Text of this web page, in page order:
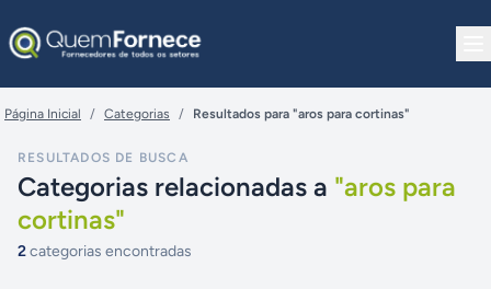
Página Inicial / Categorias / Resultados para "aros para cortinas"
RESULTADOS DE BUSCA
Categorias relacionadas a "aros para
cortinas"
2categorias encontradas